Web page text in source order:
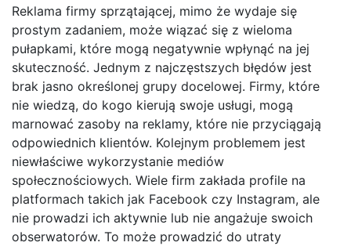
Reklama firmy sprzątającej, mimo że wydaje się
prostym zadaniem, może wiązać się z wieloma
pułapkami, które mogą negatywnie wpłynąć na jej
skuteczność. Jednym z najczęstszych błędów jest
brak jasno określonej grupy docelowej. Firmy, które
nie wiedzą, do kogo kierują swoje usługi, mogą
marnować zasoby na reklamy, które nie przyciągają
odpowiednich klientów. Kolejnym problemem jest
niewłaściwe wykorzystanie mediów
społecznościowych. Wiele firm zakłada profile na
platformach takich jak Facebook czy Instagram, ale
nie prowadzi ich aktywnie lub nie angażuje swoich
obserwatorów. To może prowadzić do utraty